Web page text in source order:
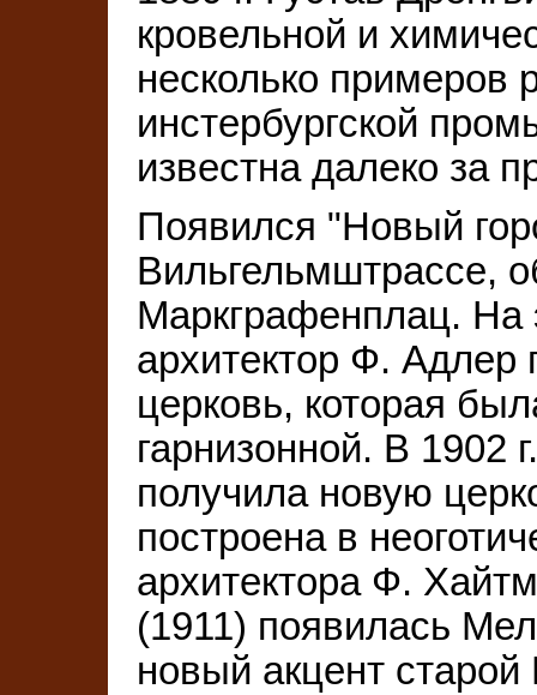
кровельной и
несколько примеров
инстербургской
известна далеко за
Появился "Новый
Вильгельмштрассе,
Маркграфенплац. На
архитектор Ф.
церковь, которая
гарнизонной. В 1902
получила новую
построена в
архитектора Ф.
(1911) появилась
новый акцент